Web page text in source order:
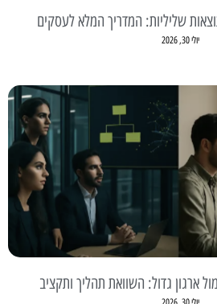
שליליות: המדריך המלא לעסקים
יולי 30, 2026
ארגון גדול: השוואת תהליך ותקציב